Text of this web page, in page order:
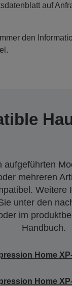
auf
den
aufgeführten
mehreren
Weitere
unter den
im
Handbuch.
Home
Home